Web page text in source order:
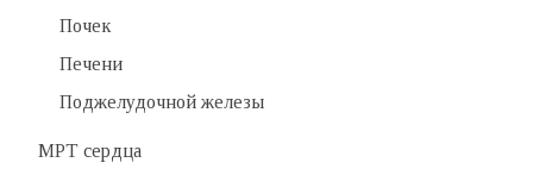
Почек
Печени
Поджелудочной железы
МРТ сердца